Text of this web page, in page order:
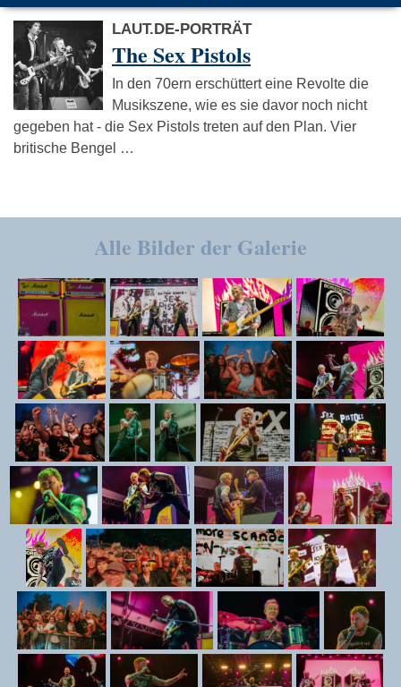
LAUT.DE-PORTRÄT
The Sex Pistols
In den 70ern erschüttert eine Revolte die
Musikszene, wie es sie davor noch nicht
gegeben hat - die Sex Pistols treten auf den Plan. Vier
britische Bengel …
Alle Bilder der Galerie